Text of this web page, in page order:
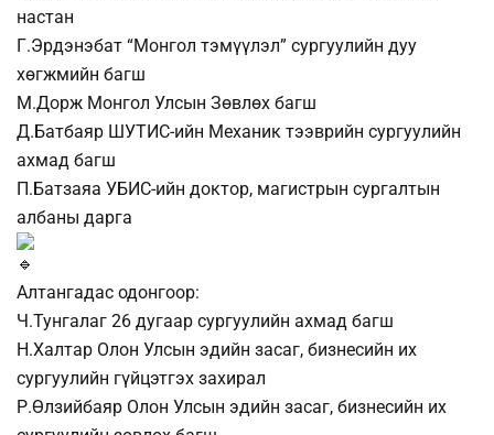
настан
Г.Эрдэнэбат “Монгол тэмүүлэл” сургуулийн дуу
хөгжмийн багш
М.Дорж Монгол Улсын Зөвлөх багш
Д.Батбаяр ШУТИС-ийн Механик тээврийн сургуулийн
ахмад багш
П.Батзаяа УБИС-ийн доктор, магистрын сургалтын
албаны дарга
Алтангадас одонгоор:
Ч.Тунгалаг 26 дугаар сургуулийн ахмад багш
Н.Халтар Олон Улсын эдийн засаг, бизнесийн их
сургуулийн гүйцэтгэх захирал
Р.Өлзийбаяр Олон Улсын эдийн засаг, бизнесийн их